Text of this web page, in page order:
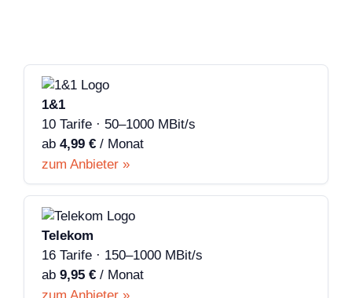
1&1
10 Tarife · 50–1000 MBit/s
ab 4,99 € / Monat
zum Anbieter »
Telekom
16 Tarife · 150–1000 MBit/s
ab 9,95 € / Monat